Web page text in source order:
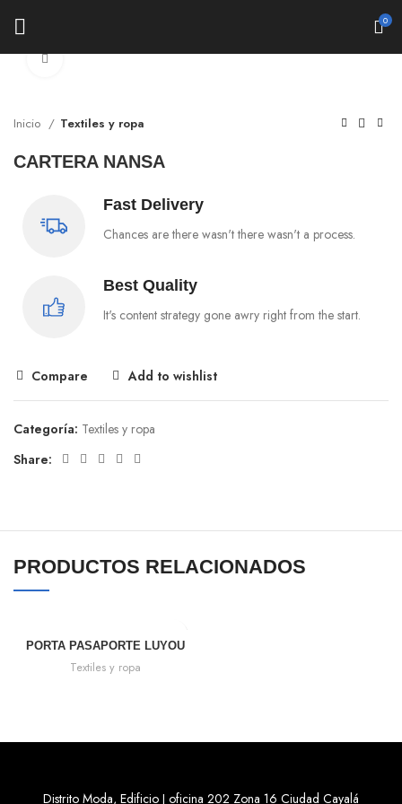
0
Click to enlarge
Inicio Textiles y ropa
CARTERA NANSA
Fast Delivery
Chances are there wasn't there wasn't a process.
Best Quality
It's content strategy gone awry right from the start.
Compare Add to wishlist
Categoría: Textiles y ropa
Share:
PRODUCTOS RELACIONADOS
PORTA PASAPORTE LUYOU
Textiles y ropa
Distrito Moda, Edificio J oficina 202 Zona 16 Ciudad Cayalá